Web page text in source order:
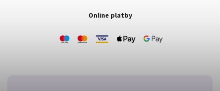
Online platby